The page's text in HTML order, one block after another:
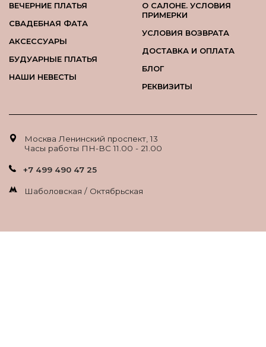
ВЕЧЕРНИЕ ПЛАТЬЯ
СВАДЕБНАЯ ФАТА
АКСЕССУАРЫ
БУДУАРНЫЕ ПЛАТЬЯ
НАШИ НЕВЕСТЫ
О САЛОНЕ. УСЛОВИЯ
ПРИМЕРКИ
УСЛОВИЯ ВОЗВРАТА
ДОСТАВКА И ОПЛАТА
БЛОГ
РЕКВИЗИТЫ
Москва Ленинский проспект, 13
Часы работы ПН-ВС 11.00 - 21.00
+7 499 490 47 25
Шаболовская / Октябрьская